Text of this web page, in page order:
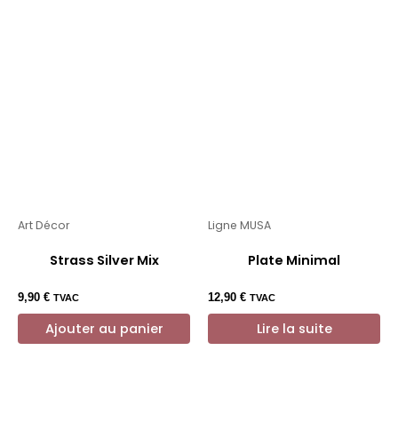
Art Décor
Strass Silver Mix
9,90 € TVAC
Ajouter au panier
Ligne MUSA
Plate Minimal
12,90 € TVAC
Lire la suite